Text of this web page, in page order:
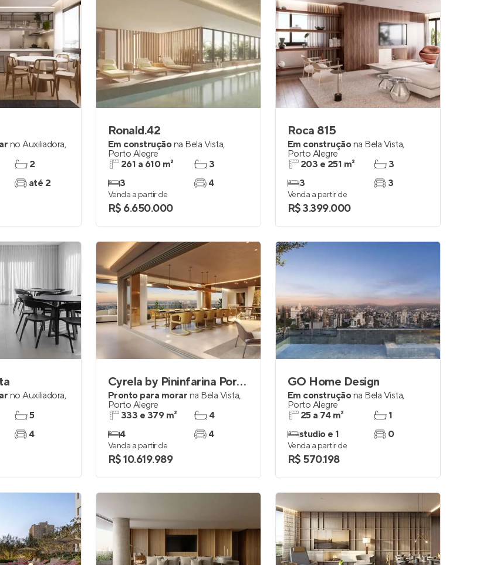
no Auxiliadora,
2
até 2
Ronald.42
Em construçãona Bela Vista,
Porto Alegre
261 a 610 m²
3
3
4
Venda a partir de
R$ 6.650.000
Roca 815
Em construçãona Bela Vista,
Porto Alegre
203 e 251 m²
3
3
3
Venda a partir de
R$ 3.399.000
no Auxiliadora,
5
4
Cyrela by Pininfarina Porto Alegre
Pronto para morar na Bela Vista,
Porto Alegre
333 e 379 m²
4
4
4
Venda a partir de
R$ 10.619.989
GO Home Design
Em construçãona Bela Vista,
Porto Alegre
25 a 74 m²
studio e 1
1
0
Venda a partir de
R$ 570.198